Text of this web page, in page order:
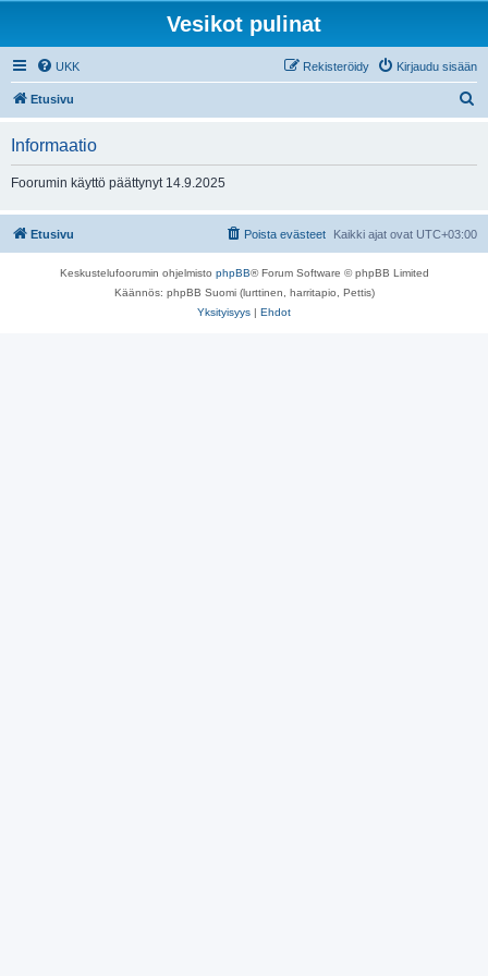
Vesikot pulinat
UKK Kirjaudu sisään
Rekisteröidy
Etusivu
Informaatio
Foorumin käyttö päättynyt 14.9.2025
Etusivu Kaikki ajat ovat UTC+03:00
Poista evästeet
Keskustelufoorumin ohjelmisto phpBB® Forum Software © phpBB Limited
Käännös: phpBB Suomi (lurttinen, harritapio, Pettis)
Yksityisyys | Ehdot